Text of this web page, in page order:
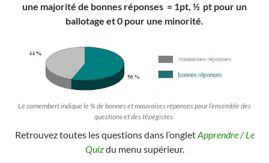
une majorité de bonnes réponses = 1pt, ½ pt pour un
ballotage et 0 pour une minorité.
Le camembert indique le % de bonnes et mauvaises réponses pour l’ensemble des
questions et des tépégistes.
Retrouvez toutes les questions dans l’ongletApprendre / Le
Quizdu menu supérieur.